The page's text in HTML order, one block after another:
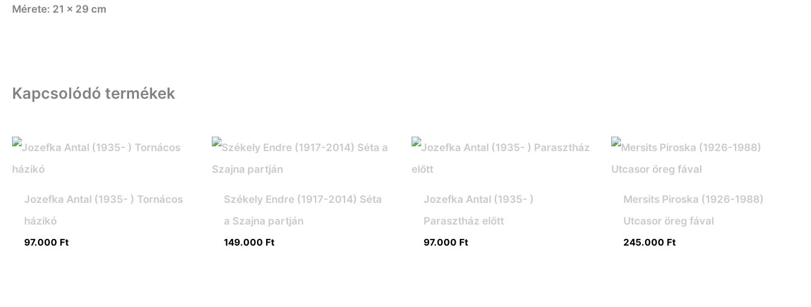
Mérete: 21 x 29 cm
Kapcsolódó termékek
Jozefka Antal (1935- ) Tornácos
házikó
97.000 Ft
Székely Endre (1917-2014) Séta
a Szajna partján
149.000 Ft
Jozefka Antal (1935- )
Parasztház előtt
97.000 Ft
Mersits Piroska (1926-1988)
Utcasor öreg fával
245.000 Ft